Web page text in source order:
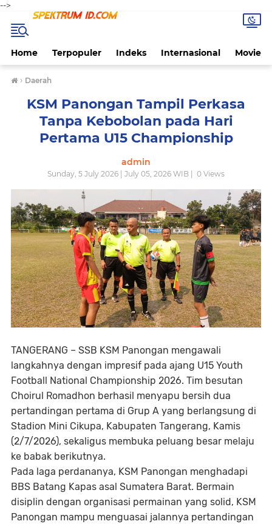
-->
Home Terpopuler Indeks Internasional Movie
› Daerah
KSM Panongan Tampil Perkasa
Tanpa Kebobolan pada Hari
Pertama U15 Championship
admin
Sunday, 5 July 2026 | July 05, 2026 WIB | 0 Views
TANGERANG – SSB KSM Panongan mengawali
langkahnya dengan impresif pada ajang U15 Youth
Football National Championship 2026. Tim besutan
Choirul Romadhon berhasil menyapu bersih dua
pertandingan pertama di Grup A yang berlangsung di
Stadion Mini Cikupa, Kabupaten Tangerang, Kamis
(2/7/2026), sekaligus membuka peluang besar melaju
ke babak berikutnya.
Pada laga perdananya, KSM Panongan menghadapi
BBS Batang Kapas asal Sumatera Barat. Bermain
disiplin dengan organisasi permainan yang solid, KSM
Panongan mampu menguasai jalannya pertandingan